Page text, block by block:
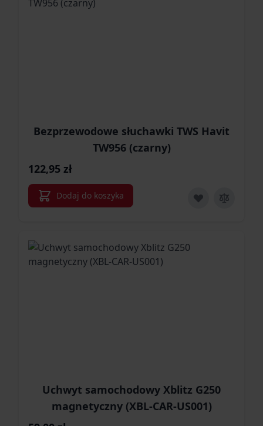
Bezprzewodowe słuchawki TWS Havit
TW956 (czarny)
122,95 zł
Dodaj do koszyka
Uchwyt samochodowy Xblitz G250
magnetyczny (XBL-CAR-US001)